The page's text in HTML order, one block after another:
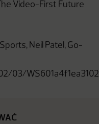
Video-First Future
Neil Patel, Go-
03/